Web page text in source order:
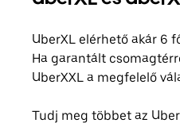
UberXL elérhető akár 6
Ha garantált
UberXXL a megfelelő
Tudj meg többet az